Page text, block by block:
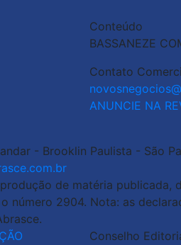
Conteúdo
BASSANEZE
Contato
ANUNCIE NA
- Brooklin Paulista - São
de matéria publicada,
número 2904. Nota: as
Conselho